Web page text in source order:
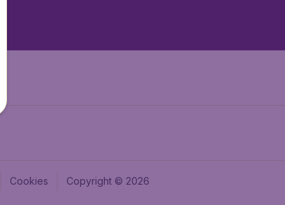
Cookies Copyright © 2026